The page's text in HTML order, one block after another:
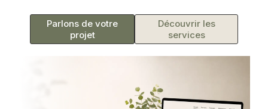
Parlons de votre
projet
Découvrir les
services